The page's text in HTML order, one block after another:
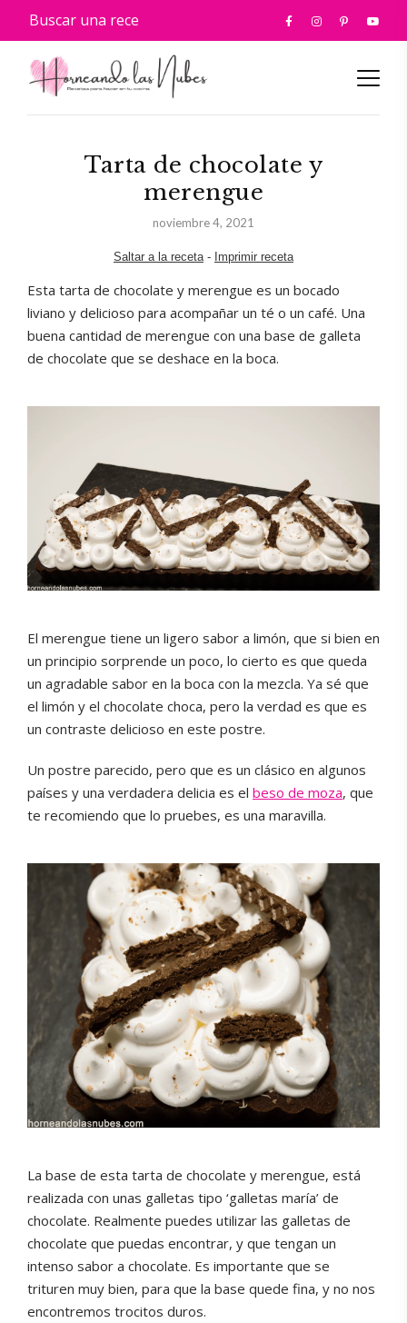
Tarta de chocolate y
merengue
noviembre 4, 2021
Saltar a la receta- Imprimir receta
Esta tarta de chocolate y merengue es un bocado
liviano y delicioso para acompañar un té o un café. Una
buena cantidad de merengue con una base de galleta
de chocolate que se deshace en la boca.
El merengue tiene un ligero sabor a limón, que si bien en
un principio sorprende un poco, lo cierto es que queda
un agradable sabor en la boca con la mezcla. Ya sé que
el limón y el chocolate choca, pero la verdad es que es
un contraste delicioso en este postre.
Un postre parecido, pero que es un clásico en algunos
países y una verdadera delicia es el beso de moza, que
te recomiendo que lo pruebes, es una maravilla.
La base de esta tarta de chocolate y merengue, está
realizada con unas galletas tipo ‘galletas maría’ de
chocolate. Realmente puedes utilizar las galletas de
chocolate que puedas encontrar, y que tengan un
intenso sabor a chocolate. Es importante que se
trituren muy bien, para que la base quede fina, y no nos
encontremos trocitos duros.